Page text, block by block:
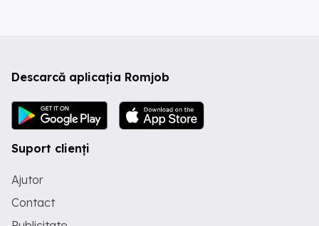
Descarcă aplicația Romjob
Suport clienți
Ajutor
Contact